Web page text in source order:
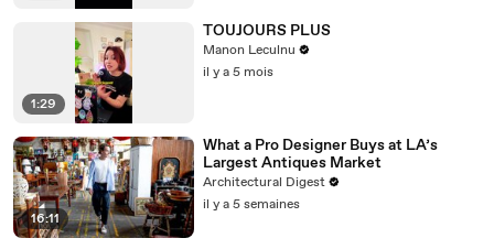
1:29
TOUJOURS PLUS
Manon Leculnu
il y a 5 mois
16:11
What a Pro Designer Buys at LA’s
Largest Antiques Market
Architectural Digest
il y a 5 semaines